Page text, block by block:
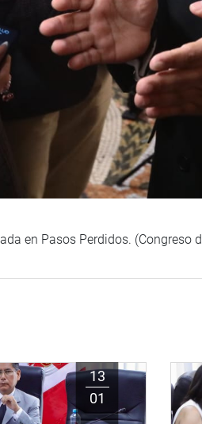
en Pasos Perdidos. (Congreso
13
01